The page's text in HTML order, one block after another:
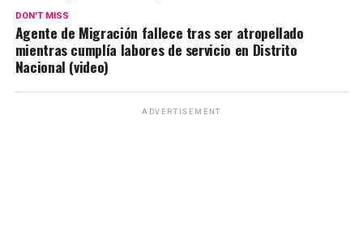
DON'T MISS
Agente de Migración fallece tras ser atropellado
mientras cumplía labores de servicio en Distrito
Nacional (video)
ADVERTISEMENT